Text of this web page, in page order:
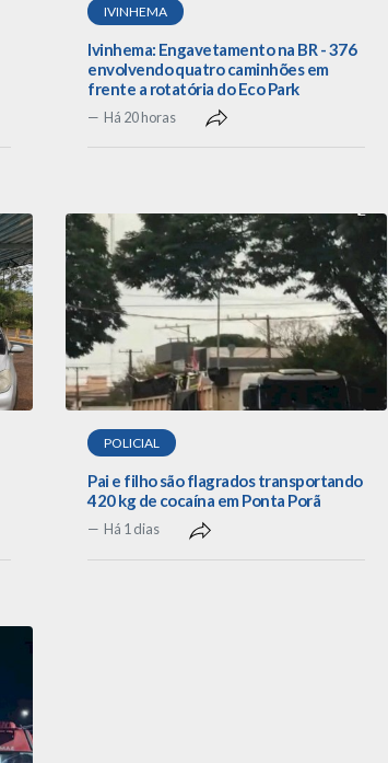
IVINHEMA
Ivinhema: Engavetamento na BR - 376
envolvendo quatro caminhões em
frente a rotatória do Eco Park
Há 20 horas
POLICIAL
Pai e filho são flagrados transportando
420 kg de cocaína em Ponta Porã
Há 1 dias